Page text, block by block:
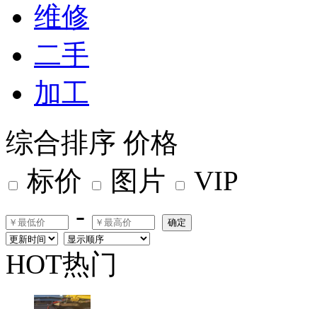
维修
二手
加工
综合排序 价格
标价
图片
VIP
-
确定
HOT热门